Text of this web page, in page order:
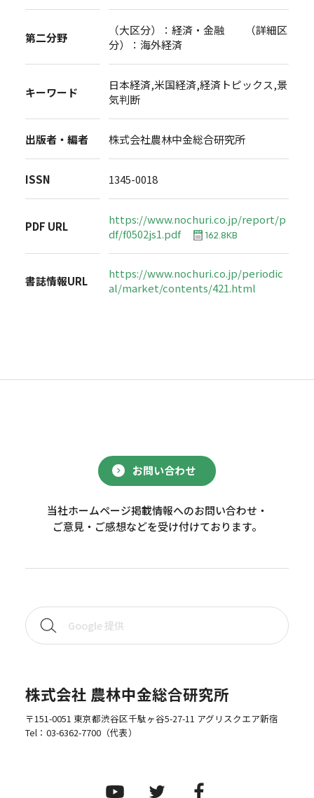
第二分野
（大区分）：経済・金融 （詳細区
分）：海外経済
キーワード
日本経済,米国経済,経済トピックス,景
気判断
出版者・編者 株式会社農林中金総合研究所
ISSN 1345-0018
PDF URL
https://www.nochuri.co.jp/report/p
df/f0502js1.pdf
162.8KB
書誌情報URL
https://www.nochuri.co.jp/periodic
al/market/contents/421.html
お問い合わせ
当社ホームページ掲載情報へのお問い合わせ・
ご意見・ご感想などを受け付けております。
株式会社 農林中金総合研究所
〒151-0051 東京都渋谷区千駄ヶ谷5-27-11 アグリスクエア新宿
Tel： 03-6362-7700（代表）